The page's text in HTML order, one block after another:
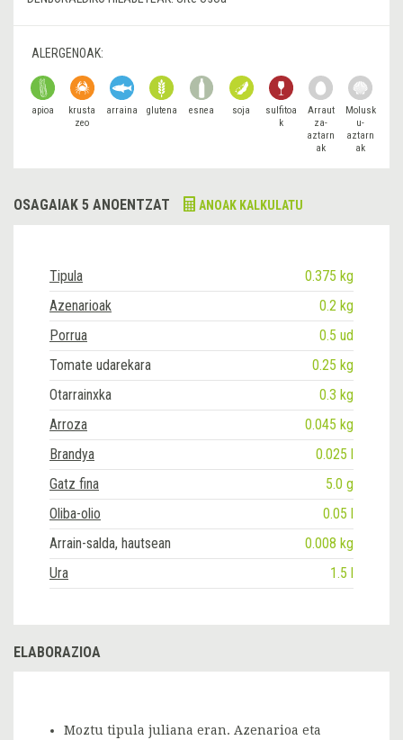
ALERGENOAK:
apioa
krusta
zeo
arraina glutena esnea soja
sulfitoa
k
Arraut
za-
aztarn
ak
Molusk
u-
aztarn
ak
OSAGAIAK 5 ANOENTZAT ANOAK KALKULATU
Tipula
0.375 kg
Azenarioak
0.2 kg
Porrua
0.5 ud
Tomate udarekara
0.25 kg
Otarrainxka
0.3 kg
Arroza
0.045 kg
Brandya
0.025 l
Gatz fina
5.0 g
Oliba-olio
0.05 l
Arrain-salda, hautsean
0.008 kg
Ura
1.5 l
ELABORAZIOA
Moztu tipula juliana eran. Azenarioa eta